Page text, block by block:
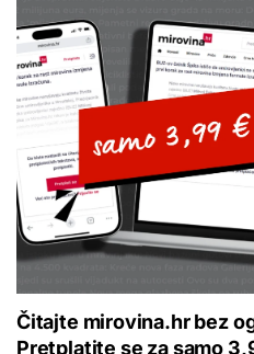
Čitajte mirovina.hr bez
Pretplatite se za samo